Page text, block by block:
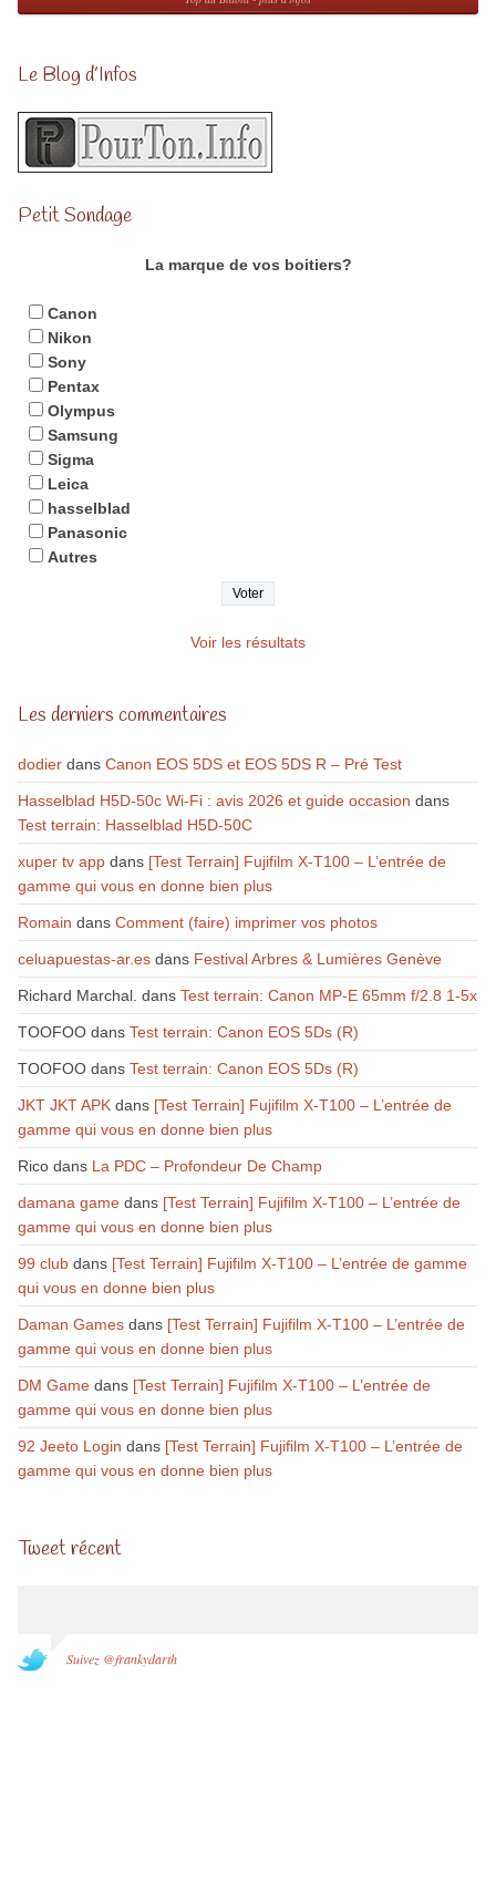
Le Blog d’Infos
Petit Sondage
La marque de vos boitiers?
Canon
Nikon
Sony
Pentax
Olympus
Samsung
Sigma
Leica
hasselblad
Panasonic
Autres
Voir les résultats
Les derniers commentaires
dodierdans Canon EOS 5DS et EOS 5DS R – Pré Test
Hasselblad H5D-50c Wi-Fi : avis 2026 et guide occasion dans
Test terrain: Hasselblad H5D-50C
xuper tv appdans [Test Terrain] Fujifilm X-T100 – L’entrée de
gamme qui vous en donne bien plus
Romain dans Comment (faire) imprimer vos photos
celuapuestas-ar.esdans Festival Arbres & Lumières Genève
Richard Marchal. dans Test terrain: Canon MP-E 65mm f/2.8 1-5x
TOOFOOdans Test terrain: Canon EOS 5Ds (R)
TOOFOOdans Test terrain: Canon EOS 5Ds (R)
JKT JKT APKdans [Test Terrain] Fujifilm X-T100 – L’entrée de
gamme qui vous en donne bien plus
Ricodans La PDC – Profondeur De Champ
damana gamedans [Test Terrain] Fujifilm X-T100 – L’entrée de
gamme qui vous en donne bien plus
99 clubdans [Test Terrain] Fujifilm X-T100 – L’entrée de gamme
qui vous en donne bien plus
Daman Gamesdans [Test Terrain] Fujifilm X-T100 – L’entrée de
gamme qui vous en donne bien plus
DM Gamedans [Test Terrain] Fujifilm X-T100 – L’entrée de
gamme qui vous en donne bien plus
92 Jeeto Login dans [Test Terrain] Fujifilm X-T100 – L’entrée de
gamme qui vous en donne bien plus
Tweet récent
Suivez @frankydarth